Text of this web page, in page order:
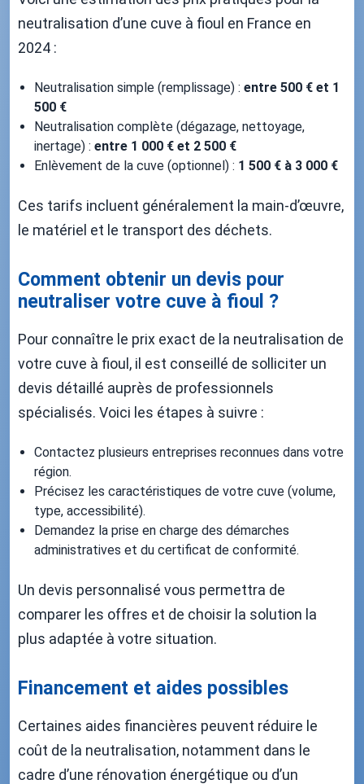
neutralisation d’une cuve à fioul en France en
2024 :
Neutralisation simple (remplissage) : entre 500 € et 1
500 €
Neutralisation complète (dégazage, nettoyage,
inertage) : entre 1 000 € et 2 500 €
Enlèvement de la cuve (optionnel) : 1 500 € à 3 000 €
Ces tarifs incluent généralement la main-d’œuvre,
le matériel et le transport des déchets.
Comment obtenir un devis pour
neutraliser votre cuve à fioul ?
Pour connaître le prix exact de la neutralisation de
votre cuve à fioul, il est conseillé de solliciter un
devis détaillé auprès de professionnels
spécialisés. Voici les étapes à suivre :
Contactez plusieurs entreprises reconnues dans votre
région.
Précisez les caractéristiques de votre cuve (volume,
type, accessibilité).
Demandez la prise en charge des démarches
administratives et du certificat de conformité.
Un devis personnalisé vous permettra de
comparer les offres et de choisir la solution la
plus adaptée à votre situation.
Financement et aides possibles
Certaines aides financières peuvent réduire le
coût de la neutralisation, notamment dans le
cadre d’une rénovation énergétique ou d’un